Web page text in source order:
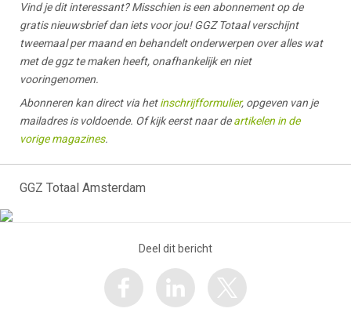
Vind je dit interessant? Misschien is een abonnement op de
gratis nieuwsbrief dan iets voor jou! GGZ Totaal verschijnt
tweemaal per maand en behandelt onderwerpen over alles wat
met de ggz te maken heeft, onafhankelijk en niet
vooringenomen.
Abonneren kan direct via hetinschrijfformulier, opgeven van je
mailadres is voldoende. Of kijk eerst naar deartikelen in de
vorige magazines.
GGZ Totaal Amsterdam
Deel dit bericht